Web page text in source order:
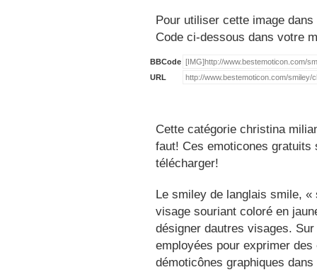
Pour utiliser cette image
Code ci-dessous dans votre
BBCode
URL
Cette catégorie christina
faut! Ces emoticones
télécharger!
Le smiley de langlais smile,
visage souriant coloré en
désigner dautres visages.
employées pour exprimer
démoticônes graphiques